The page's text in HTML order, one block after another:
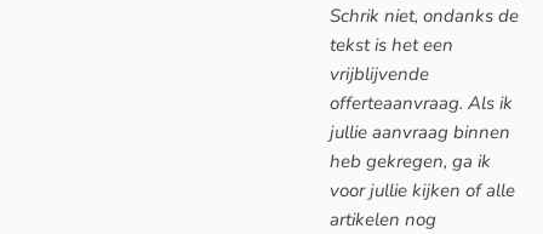
Schrik niet, ondanks de
tekst is het een
vrijblijvende
offerteaanvraag. Als ik
jullie aanvraag binnen
heb gekregen, ga ik
voor jullie kijken of alle
artikelen nog